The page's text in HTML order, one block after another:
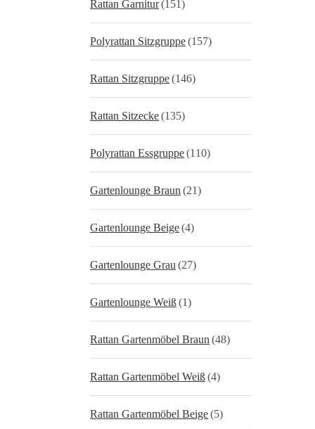
Rattan Garnitur(151)
Polyrattan Sitzgruppe(157)
Rattan Sitzgruppe(146)
Rattan Sitzecke(135)
Polyrattan Essgruppe(110)
Gartenlounge Braun (21)
Gartenlounge Beige(4)
Gartenlounge Grau (27)
Gartenlounge Weiß(1)
Rattan Gartenmöbel Braun (48)
Rattan Gartenmöbel Weiß(4)
Rattan Gartenmöbel Beige(5)